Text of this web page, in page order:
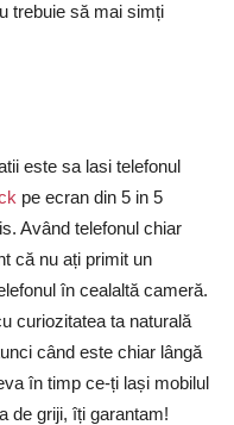
trebuie să mai simți
este sa lasi telefonul
pe ecran din 5 in 5
Având telefonul chiar
că nu ați primit un
în cealaltă cameră.
curiozitatea ta naturală
când este chiar lângă
în timp ce-ți lași mobilul
de griji, îți garantam!